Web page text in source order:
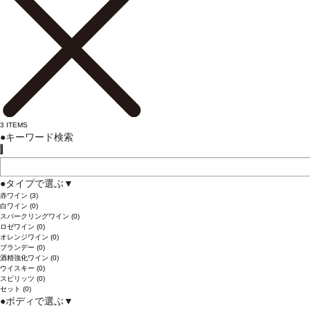
3 ITEMS
●キーワード検索
●タイプで選ぶ ▼
赤ワイン (3)
白ワイン (0)
スパークリングワイン (0)
ロゼワイン (0)
オレンジワイン (0)
ブランデー (0)
酒精強化ワイン (0)
ウイスキー (0)
スピリッツ (0)
セット (0)
●ボディで選ぶ ▼